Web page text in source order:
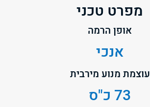
מפרט טכני
אופן הרמה
אנכי
עוצמת מנוע מירבית
73 כ"ס